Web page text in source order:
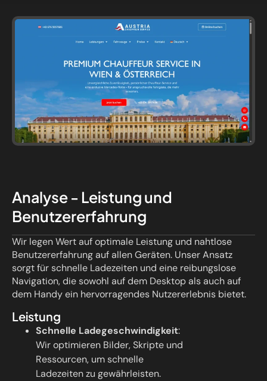
Analyse - Leistung und
Benutzererfahrung
Wir legen Wert auf optimale Leistung und nahtlose
Benutzererfahrung auf allen Geräten. Unser Ansatz
sorgt für schnelle Ladezeiten und eine reibungslose
Navigation, die sowohl auf dem Desktop als auch auf
dem Handy ein hervorragendes Nutzererlebnis bietet.
Leistung
Schnelle Ladegeschwindigkeit:
Wir optimieren Bilder, Skripte und
Ressourcen, um schnelle
Ladezeiten zu gewährleisten.